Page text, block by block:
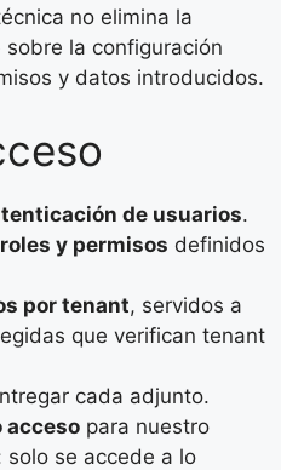
no elimina la
la configuración
y datos introducidos.
de usuarios.
roles y permisos definidos
por tenant, servidos a
que verifican tenant
cada adjunto.
acceso para nuestro
se accede a lo